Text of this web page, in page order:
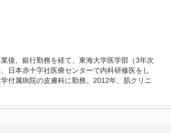
後、銀行勤務を経て、東海大学医学部（3年次
日本赤十字社医療センターで内科研修医をし
付属病院の皮膚科に勤務。2012年、肌クリニ